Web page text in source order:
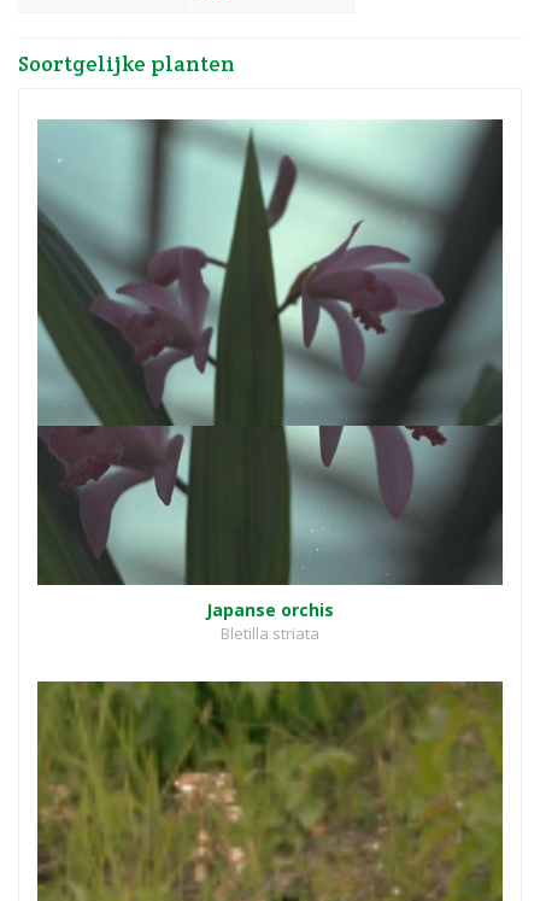
Soortgelijke planten
Japanse orchis
Bletilla striata